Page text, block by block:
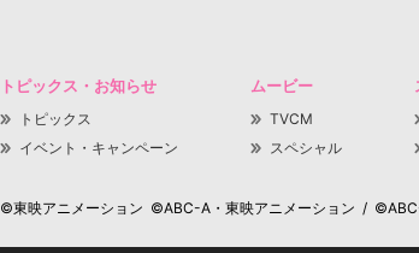
トピックス・お知らせ
トピックス
イベント・キャンペーン
ムービー
TVCM
スペシャル
©東映アニメーション ©ABC-A・東映アニメーション /